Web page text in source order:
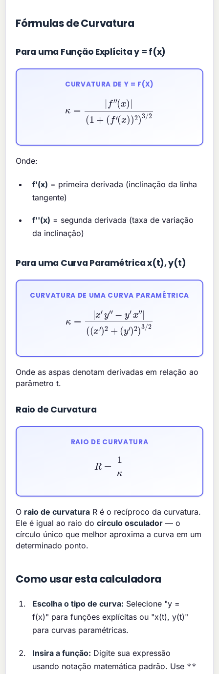
Fórmulas de Curvatura
Para uma Função Explícita y = f(x)
CURVATURA DE Y = F(X)
+(f′(x)
Onde:
f'(x) = primeira derivada (inclinação da linha
tangente)
f''(x) = segunda derivada (taxa de variação
da inclinação)
Para uma Curva Paramétrica x(t), y(t)
CURVATURA DE UMA CURVA PARAMÉTRICA
x″|((x 2+(y′
Onde as aspas denotam derivadas em relação ao
parâmetro t.
Raio de Curvatura
RAIO DE CURVATURA
κ
O raio de curvatura R é o recíproco da curvatura.
Ele é igual ao raio docírculo osculador — o
círculo único que melhor aproxima a curva em um
determinado ponto.
Como usar esta calculadora
Escolha o tipo de curva: Selecione "y =
f(x)" para funções explícitas ou "x(t), y(t)"
para curvas paramétricas.
Insira a função: Digite sua expressão
usando notação matemática padrão. Use **